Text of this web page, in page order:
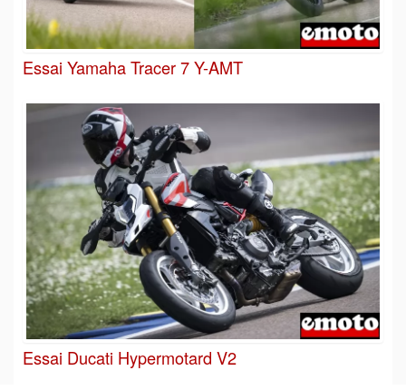
Essai Yamaha Tracer 7 Y-AMT
Essai Ducati Hypermotard V2